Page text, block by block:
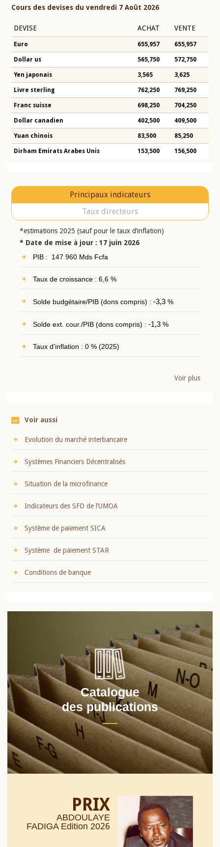
Cours des devises du vendredi 7 Août 2026
DEVISE ACHAT VENTE
Euro 655,957 655,957
Dollar us 565,750 572,750
Yen japonais 3,565 3,625
Livre sterling 762,250 769,250
Franc suisse 698,250 704,250
Dollar canadien 402,500 409,500
Yuan chinois 83,500 85,250
Dirham Emirats Arabes Unis 153,500 156,500
Principaux indicateurs
Taux directeurs
*estimations 2025 (sauf pour le taux d’inflation)
* Date de mise à jour : 17 juin 2026
PIB : 147 960 Mds Fcfa
Taux de croissance : 6,6 %
Solde budgétaire/PIB (dons compris) : -3,3%
Solde ext. cour./PIB (dons compris) : -1,3%
Taux d'inflation : 0 % (2025)
Voir plus
Voir aussi
Evolution du marché interbancaire
Systèmes Financiers Décentralisés
Situation de la microfinance
Indicateurs des SFD de l’UMOA
Système de paiement SICA
Système de paiement STAR
Conditions de banque
Catalogue
des publications
PRIX
ABDOULAYE
FADIGA Edition 2026